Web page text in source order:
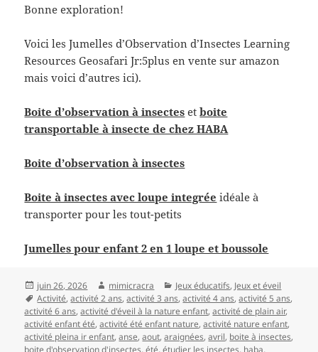
Bonne exploration!
Voici les Jumelles d’Observation d’Insectes Learning
Resources Geosafari Jr:5plus en vente sur amazon
mais voici d’autres ici).
Boite d’observation à insectes etboite
transportable à insecte de chez HABA
Boite d’observation à insectes
Boite à insectes avec loupe integrée idéale à
transporter pour les tout-petits
Jumelles pour enfant 2 en 1 loupe et boussole
Publié
le
juin 26, 2026 Auteur
mimicracra Catégories
Jeux éducatifs, Jeux et éveil
Mots-
clés
Activité,activité 2 ans,activité 3 ans,activité 4 ans,activité 5 ans,
activité 6 ans,activité d'éveil à la nature enfant,activité de plain air,
activité enfant été,activité été enfant nature,activité nature enfant,
activité pleina ir enfant,anse,aout,araignées,avril, boite à insectes,